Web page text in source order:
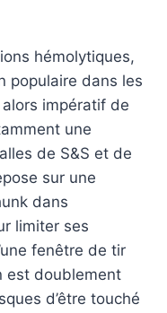
hémolytiques,
populaire dans les
impératif de
une
de S&S et de
sur une
dans
limiter ses
fenêtre de tir
est doublement
d’être touché